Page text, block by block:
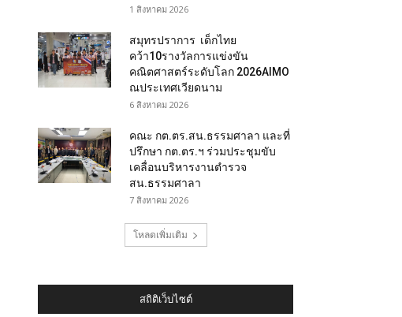
1 สิงหาคม 2026
สมุทรปราการ เด็กไทย
คว้า10รางวัลการแข่งขัน
คณิตศาสตร์ระดับโลก 2026AIMO
ณประเทศเวียดนาม
6 สิงหาคม 2026
คณะ กต.ตร.สน.ธรรมศาลา และที่
ปรึกษา กต.ตร.ฯ ร่วมประชุมขับ
เคลื่อนบริหารงานตำรวจ
สน.ธรรมศาลา
7 สิงหาคม 2026
โหลดเพิ่มเติม
สถิติเว็บไซต์